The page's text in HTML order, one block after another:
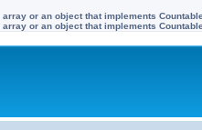
or an object that implements
or an object that implements